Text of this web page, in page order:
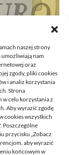
naszej strony
nam
oraz
zgody, pliki cookies
i analiz korzystania
Strona
celu korzystania z
Aby wyrazić zgodę
cookies wszystkich
Poszczególne
przycisku „Zobacz
aby wyrazić
końcowym w
do